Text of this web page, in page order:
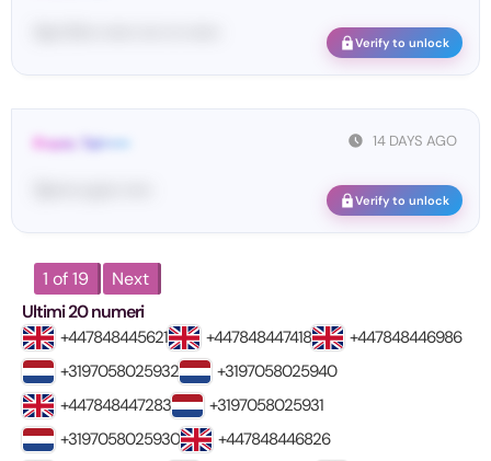
Verify to unlock
14 DAYS AGO
From: Tel•••••
Verify to unlock
1 of 19
Next
Ultimi 20 numeri
+447848445621 +447848447418
+447848446986
+3197058025932
+3197058025940
+447848447283
+3197058025931
+3197058025930
+447848446826